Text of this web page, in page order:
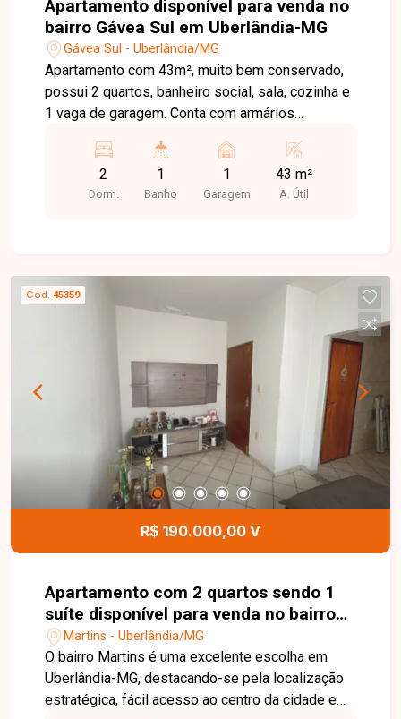
Apartamento disponível para venda no
bairro Gávea Sul em Uberlândia-MG
Gávea Sul - Uberlândia/MG
Apartamento com 43m², muito bem conservado,
possui 2 quartos, banheiro social, sala, cozinha e
1 vaga de garagem. Conta com armários
praticidade e bom aproveitamento do espaço.
2
Dorm.
1
Banho
1
Garagem
43 m²
A. Útil
Cód. 45359
R$ 190.000,00 V
Apartamento com 2 quartos sendo 1
suíte disponível para venda no bairro
Martins em Uberlândia-MG
Martins - Uberlândia/MG
O bairro Martins é uma excelente escolha em
Uberlândia-MG, destacando-se pela localização
estratégica, fácil acesso ao centro da cidade e